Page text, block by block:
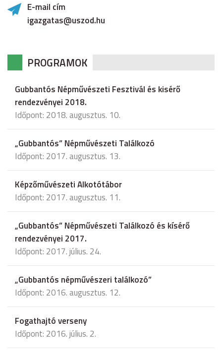
E-mail cím
igazgatas@uszod.hu
PROGRAMOK
Gubbantós Népművészeti Fesztivál és kisérő
rendezvényei 2018.
Időpont: 2018. augusztus. 10.
„Gubbantós” Népművészeti Találkozó
Időpont: 2017. augusztus. 13.
Képzőművészeti Alkotótábor
Időpont: 2017. augusztus. 11.
„Gubbantós” Népművészeti Találkozó és kísérő
rendezvényei 2017.
Időpont: 2017. július. 24.
„Gubbantós népművészeri találkozó”
Időpont: 2016. augusztus. 12.
Fogathajtó verseny
Időpont: 2016. július. 2.